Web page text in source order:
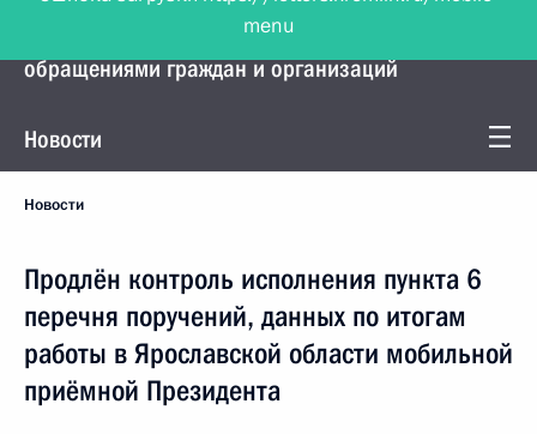
Управление Президента по работе с
обращениями граждан и организаций
Новости
Новости
Продлён контроль исполнения пункта 6
перечня поручений, данных по итогам
работы в Ярославской области мобильной
приёмной Президента
menu